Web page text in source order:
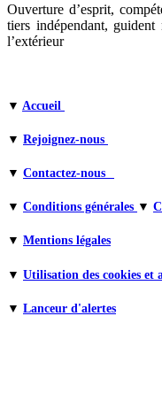
Ouverture d’esprit,
tiers indépendant,
l’extérieur
▼ Accueil
▼ Rejoignez-nous
▼ Contactez-nous
▼ Conditions générales ▼
▼ Mentions légales
▼ Utilisation des cookies et
▼ Lanceur d'alertes